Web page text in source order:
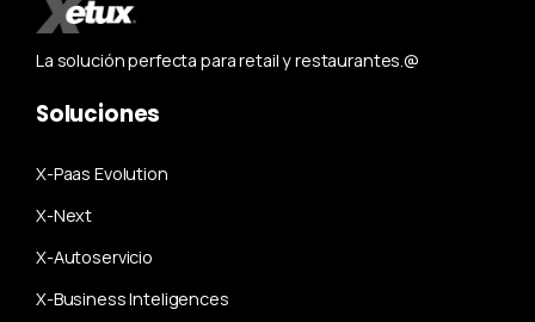
La solución perfecta para retail y restaurantes.@
Soluciones
X-Paas Evolution
X-Next
X-Autoservicio
X-Business Inteligences